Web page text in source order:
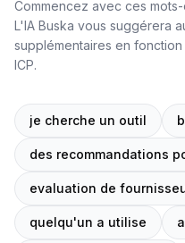
Commencez avec ces
L'IA Buska vous suggérera
supplémentaires en
ICP.
je cherche un outil
des recommandations
evaluation de
quelqu'un a utilise